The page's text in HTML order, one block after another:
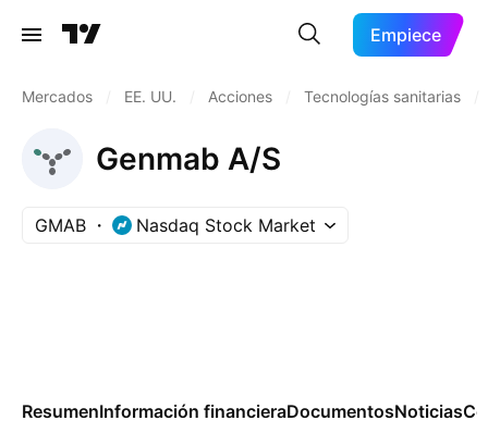
Empiece
Mercados EE. UU. Acciones Tecnologías sanitarias
Genmab A/S
GMAB Nasdaq Stock Market
ResumenInformación financieraDocumentosNoticias